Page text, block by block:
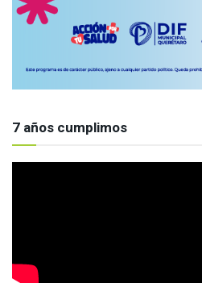
7 años cumplimos